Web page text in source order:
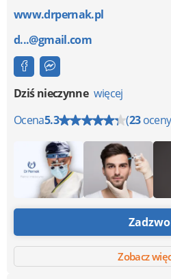
www.drpernak.pl
d...@gmail.com
Dziś nieczynne więcej
Ocena5.3 (23
Zobacz